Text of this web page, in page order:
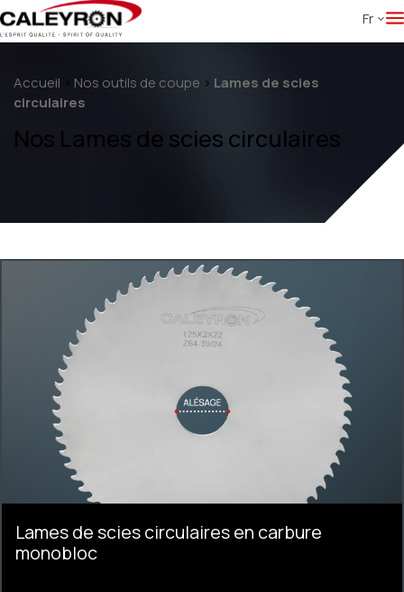
Fr
Accueil > Nos outils de coupe > Lames de scies
circulaires
Nos Lames de scies circulaires
Lames de scies circulaires en carbure
monobloc